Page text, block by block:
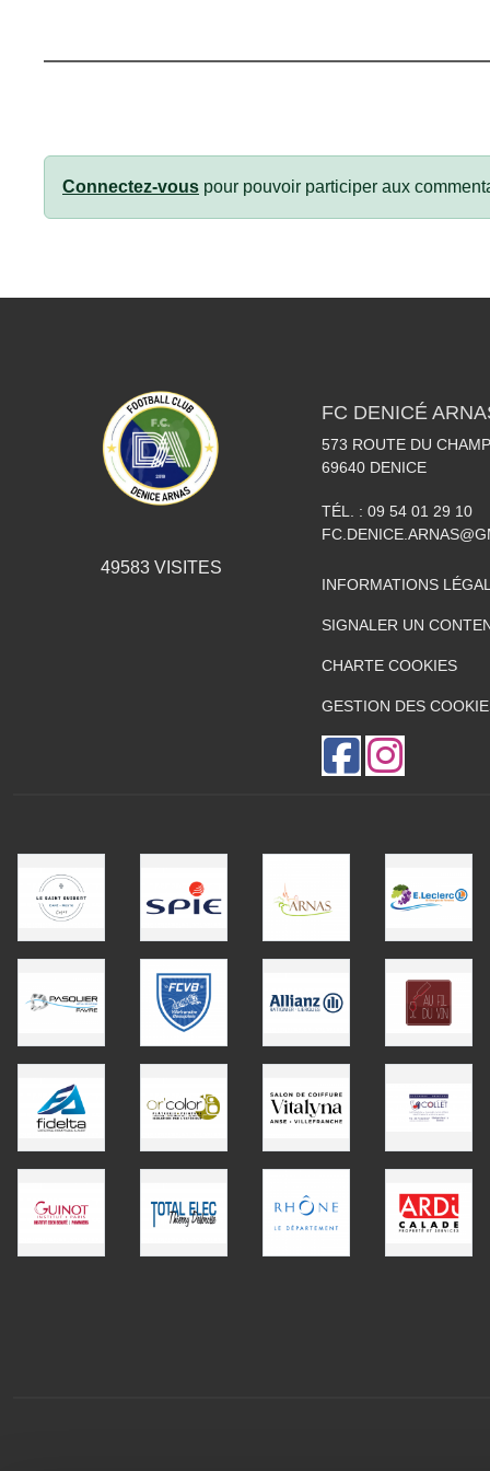
Connectez-vous pour pouvoir participer aux
49583VISITES
FC DENICÉ
573 ROUTE DU
69640 DENICE
TÉL. : 09 54 01 29 10
INFORMATIONS
SIGNALER UN
CHARTE COOKIES
GESTION DES